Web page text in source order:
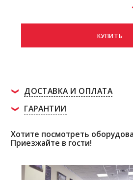
КУПИТЬ
ДОСТАВКА И ОПЛАТА
ГАРАНТИИ
Хотите посмотреть
Приезжайте в гости!